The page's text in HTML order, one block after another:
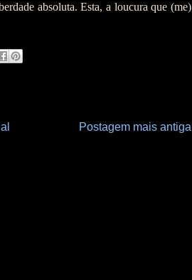
absoluta. Esta, a loucura que (me)
Postagem mais antiga